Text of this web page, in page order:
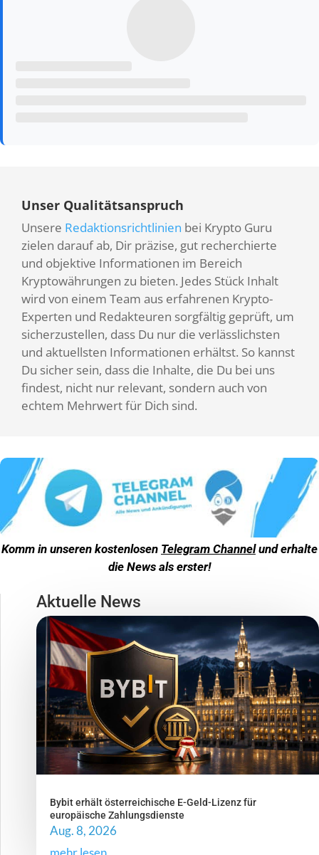
Unser Qualitätsanspruch
Unsere Redaktionsrichtlinien bei Krypto Guru
zielen darauf ab, Dir präzise, gut recherchierte
und objektive Informationen im Bereich
Kryptowährungen zu bieten. Jedes Stück Inhalt
wird von einem Team aus erfahrenen Krypto-
Experten und Redakteuren sorgfältig geprüft, um
sicherzustellen, dass Du nur die verlässlichsten
und aktuellsten Informationen erhältst. So kannst
Du sicher sein, dass die Inhalte, die Du bei uns
findest, nicht nur relevant, sondern auch von
echtem Mehrwert für Dich sind.
Komm in unseren kostenlosen Telegram Channelund erhalte
die News als erster!
Aktuelle News
Bybit erhält österreichische E-Geld-Lizenz für
europäische Zahlungsdienste
Aug. 8, 2026